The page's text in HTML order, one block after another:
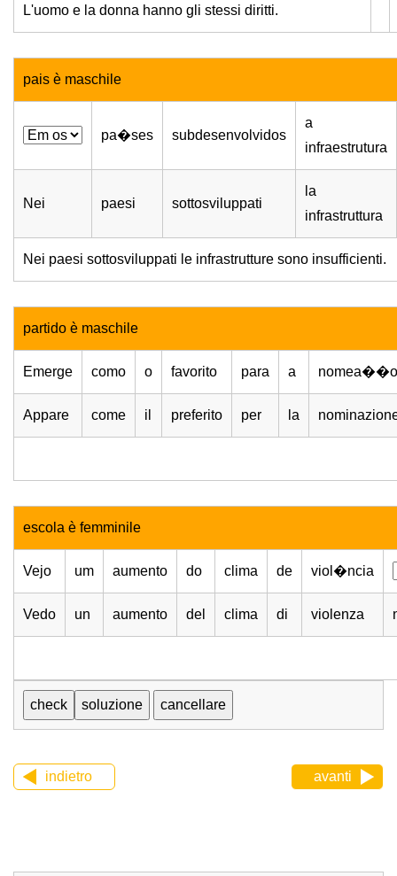
L'uomo e la donna hanno gli stessi diritti.
pais è maschile
pa�ses subdesenvolvidos
a
infraestrutura
Nei paesi sottosviluppati
la
infrastruttura
Nei paesi sottosviluppati le infrastrutture sono insufficienti.
partido è maschile
Emerge como o favorito para a nomea��o
Appare come il preferito per la
escola è femminile
Vejo um aumento do clima de viol�ncia
Vedo un aumento del clima di violenza
indietro avanti